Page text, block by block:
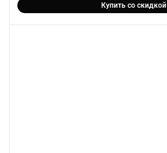
Купить со скидкой